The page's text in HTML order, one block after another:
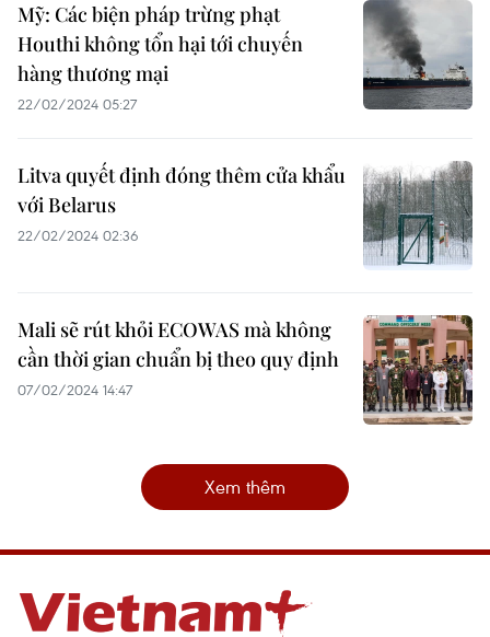
Mỹ: Các biện pháp trừng phạt
Houthi không tổn hại tới chuyến
hàng thương mại
22/02/2024 05:27
Litva quyết định đóng thêm cửa khẩu
với Belarus
22/02/2024 02:36
Mali sẽ rút khỏi ECOWAS mà không
cần thời gian chuẩn bị theo quy định
07/02/2024 14:47
Xem thêm